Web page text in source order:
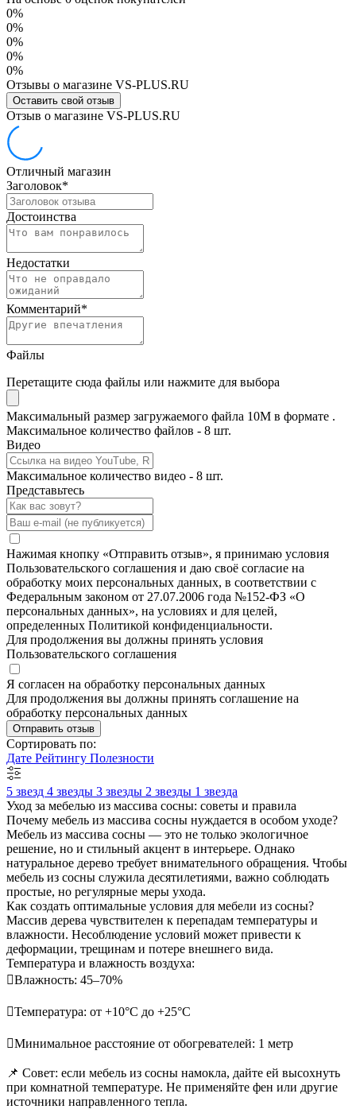
0%
0%
0%
0%
0%
Отзывы о магазине VS-PLUS.RU
Оставить свой отзыв
Отзыв о магазине VS-PLUS.RU
Отличный магазин
Заголовок*
Достоинства
Недостатки
Комментарий*
Файлы
Перетащите сюда файлы или нажмите для выбора
Максимальный размер загружаемого файла 10M в формате .
Максимальное количество файлов - 8 шт.
Видео
Максимальное количество видео - 8 шт.
Представьтесь
Нажимая кнопку «Отправить отзыв», я принимаю условия
Пользовательского соглашения и даю своё согласие на
обработку моих персональных данных, в соответствии с
Федеральным законом от 27.07.2006 года №152-ФЗ «О
персональных данных», на условиях и для целей,
определенных Политикой конфиденциальности.
Для продолжения вы должны принять условия
Пользовательского соглашения
Я согласен на обработку персональных данных
Для продолжения вы должны принять соглашение на
обработку персональных данных
Отправить отзыв
Сортировать по:
Дате Рейтингу Полезности
5 звезд 4 звезды 3 звезды 2 звезды 1 звезда
Уход за мебелью из массива сосны: советы и правила
Почему мебель из массива сосны нуждается в особом уходе?
Мебель из массива сосны — это не только экологичное
решение, но и стильный акцент в интерьере. Однако
натуральное дерево требует внимательного обращения. Чтобы
мебель из сосны служила десятилетиями, важно соблюдать
простые, но регулярные меры ухода.
Как создать оптимальные условия для мебели из сосны?
Массив дерева чувствителен к перепадам температуры и
влажности. Несоблюдение условий может привести к
деформации, трещинам и потере внешнего вида.
Температура и влажность воздуха:
Влажность: 45–70%
Температура: от +10°С до +25°С
Минимальное расстояние от обогревателей: 1 метр
📌 Совет: если мебель из сосны намокла, дайте ей высохнуть
при комнатной температуре. Не применяйте фен или другие
источники направленного тепла.